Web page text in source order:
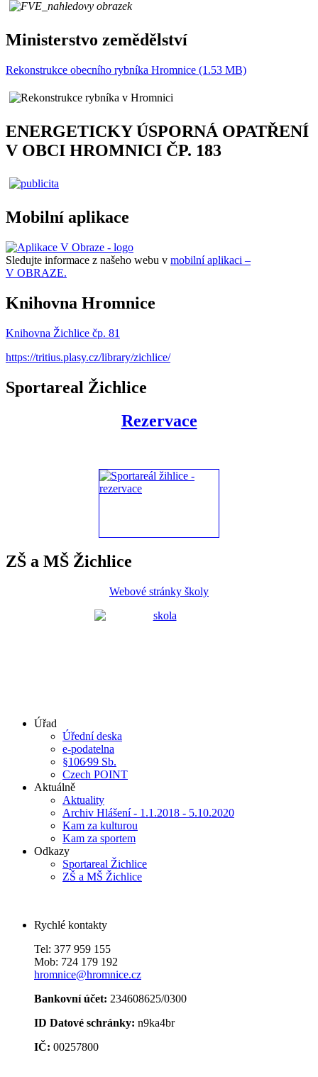
Ministerstvo zemědělství
Rekonstrukce obecního rybníka Hromnice (1.53 MB)
ENERGETICKY ÚSPORNÁ OPATŘENÍ
V OBCI HROMNICI ČP. 183
Mobilní aplikace
Sledujte informace z našeho webu v mobilní aplikaci –
V OBRAZE.
Knihovna Hromnice
Knihovna Žichlice čp. 81
https://tritius.plasy.cz/library/zichlice/
Sportareal Žichlice
Rezervace
ZŠ a MŠ Žichlice
Webové stránky školy
Úřad
Úřední deska
e-podatelna
§106⁄99 Sb.
Czech POINT
Aktuálně
Aktuality
Archiv Hlášení - 1.1.2018 - 5.10.2020
Kam za kulturou
Kam za sportem
Odkazy
Sportareal Žichlice
ZŠ a MŠ Žichlice
Rychlé kontakty
Tel: 377 959 155
Mob: 724 179 192
hromnice@hromnice.cz
Bankovní účet: 234608625/0300
ID Datové schránky: n9ka4br
IČ: 00257800